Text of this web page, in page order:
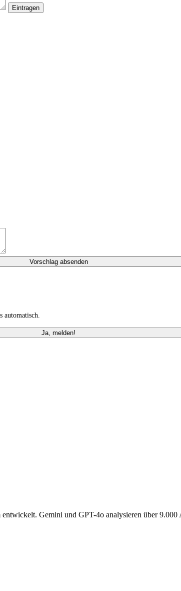
Eintragen
Vorschlag absenden
automatisch.
Ja, melden!
Gemini und GPT-4o analysieren über